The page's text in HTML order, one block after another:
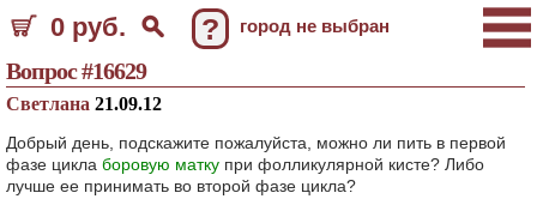
0 руб. ? город не выбран
Вопрос #16629
Светлана 21.09.12
Добрый день, подскажите пожалуйста, можно ли пить в первой
фазе цикла боровую матку при фолликулярной кисте? Либо
лучше ее принимать во второй фазе цикла?